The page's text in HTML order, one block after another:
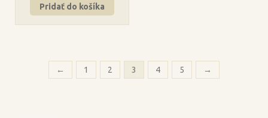
Pridať do košíka
← 1 2 3 4 5 →